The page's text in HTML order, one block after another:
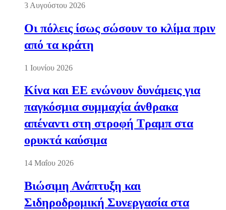
3 Αυγούστου 2026
Οι πόλεις ίσως σώσουν το κλίμα πριν
από τα κράτη
1 Ιουνίου 2026
Κίνα και ΕΕ ενώνουν δυνάμεις για
παγκόσμια συμμαχία άνθρακα
απέναντι στη στροφή Τραμπ στα
ορυκτά καύσιμα
14 Μαΐου 2026
Βιώσιμη Ανάπτυξη και
Σιδηροδρομική Συνεργασία στα